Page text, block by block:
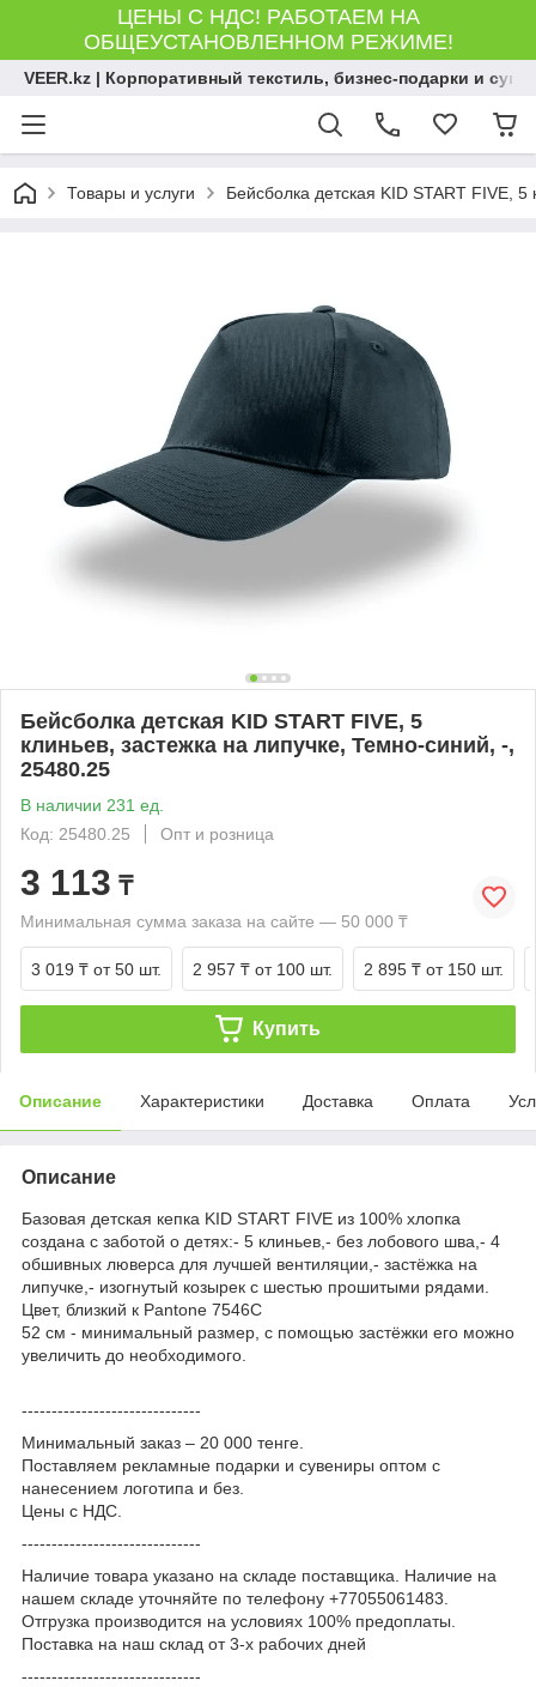
ЦЕНЫ С НДС! РАБОТАЕМ НА
ОБЩЕУСТАНОВЛЕННОМ РЕЖИМЕ!
VEER.kz | Корпоративный текстиль, бизнес-подарки и
Товары и услуги Бейсболка детская KID START FIVE,
Бейсболка детская KID START FIVE, 5
клиньев, застежка на липучке, Темно-синий, -,
25480.25
В наличии 231 ед.
Код: 25480.25
Опт и розница
3 113 ₸
Минимальная сумма заказа на сайте — 50 000 ₸
3 019 ₸ от 50 шт. 2 957 ₸ от 100 шт. 2 895 ₸ от 150 шт.
Купить
Описание Характеристики Доставка Оплата
Описание
Базовая детская кепка KID START FIVE из 100% хлопка
создана с заботой о детях:- 5 клиньев,- без лобового шва,- 4
обшивных люверса для лучшей вентиляции,- застёжка на
липучке,- изогнутый козырек с шестью прошитыми рядами.
Цвет, близкий к Pantone 7546C
52 см - минимальный размер, с помощью застёжки его можно
увеличить до необходимого.
------------------------------
Минимальный заказ – 20 000 тенге.
Поставляем рекламные подарки и сувениры оптом с
нанесением логотипа и без.
Цены с НДС.
------------------------------
Наличие товара указано на складе поставщика. Наличие на
нашем складе уточняйте по телефону +77055061483.
Отгрузка производится на условиях 100% предоплаты.
Поставка на наш склад от 3-x рабочих дней
------------------------------